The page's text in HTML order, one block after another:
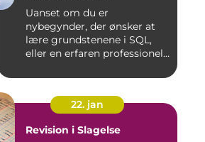
Uanset om du er
nybegynder, der ønsker at
lære grundstenene i SQL,
eller en erfaren professionel,
22. jan
Revision i Slagelse